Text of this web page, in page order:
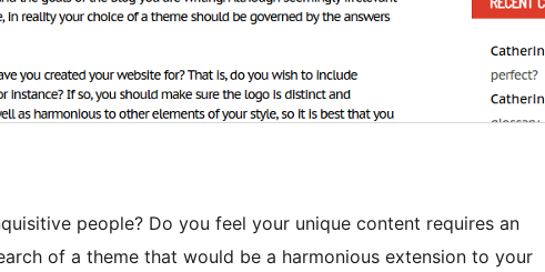
people? Do you feel your unique content requires an
of a theme that would be a harmonious extension to your